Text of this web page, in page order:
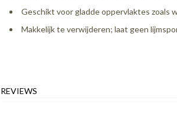
Geschikt voor gladde oppervlaktes zoals
Makkelijk te verwijderen; laat geen
REVIEWS